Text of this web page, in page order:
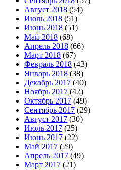
Август 2018 (54)
Июль 2018 (51)
Июнь 2018 (51)
Май 2018 (68)
Апрель 2018 (66)
Март 2018 (67)
Февраль 2018 (43)
Январь 2018 (38)
Декабрь 2017 (40)
Ноябрь 2017 (42)
Октябрь 2017 (49)
Сентябрь 2017 (29)
Август 2017 (30)
Июль 2017 (25)
Июнь 2017 (22)
Май 2017 (29)
Апрель 2017 (49)
Март 2017 (21)